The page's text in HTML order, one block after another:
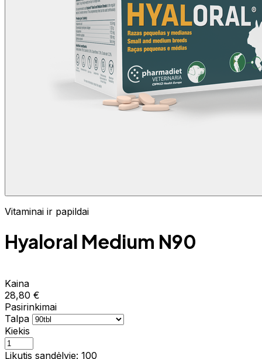
Vitaminai ir papildai
Hyaloral Medium N90
Kaina
28,80 €
Pasirinkimai
Talpa
Kiekis
Likutis sandėlyje: 100